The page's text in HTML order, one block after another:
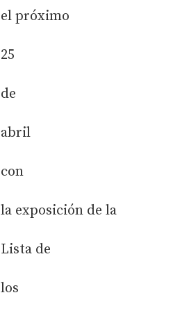
el próximo
25
de
abril
con
la exposición de la
Lista de
los